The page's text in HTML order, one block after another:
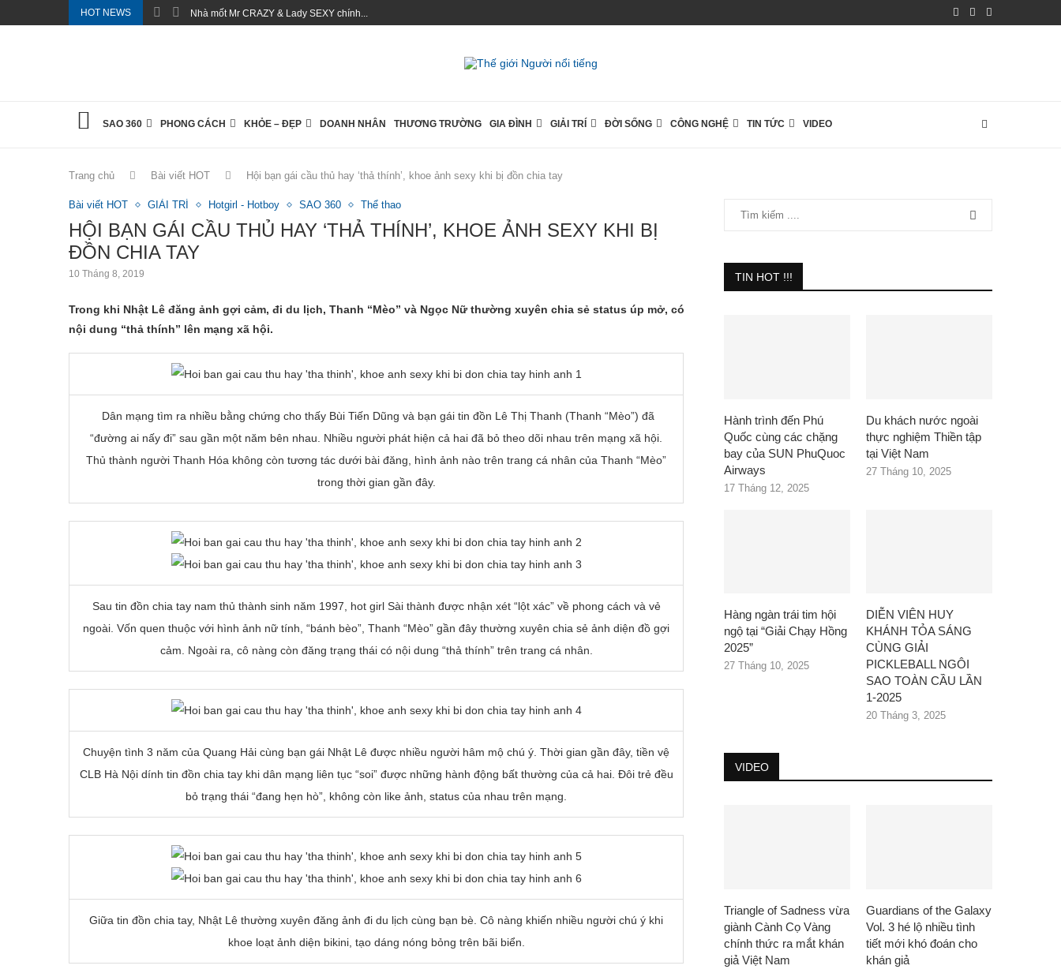
HOT NEWS Nhà mốt Mr CRAZY & Lady SEXY chính...
SAO 360 PHONG CÁCH KHỎE – ĐẸP DOANH NHÂN THƯƠNG TRƯỜNG GIA ĐÌNH GIẢI TRÍ ĐỜI SỐNG CÔNG NGHỆ TIN TỨC VIDEO
Trang chủ Bài viết HOT Hội bạn gái cầu thủ hay ‘thả thính’, khoe ảnh sexy khi bị đồn chia tay
Bài viết HOT GIẢI TRÍ Hotgirl - Hotboy SAO 360 Thể thao
HỘI BẠN GÁI CẦU THỦ HAY ‘THẢ THÍNH’, KHOE ẢNH SEXY KHI BỊ
ĐỒN CHIA TAY
10 Tháng 8, 2019
Trong khi Nhật Lê đăng ảnh gợi cảm, đi du lịch, Thanh “Mèo” và Ngọc Nữ thường xuyên chia sẻ status úp mở, có
nội dung “thả thính” lên mạng xã hội.
Dân mạng tìm ra nhiều bằng chứng cho thấy Bùi Tiến Dũng và bạn gái tin đồn Lê Thị Thanh (Thanh “Mèo”) đã
“đường ai nấy đi” sau gần một năm bên nhau. Nhiều người phát hiện cả hai đã bỏ theo dõi nhau trên mạng xã hội.
Thủ thành người Thanh Hóa không còn tương tác dưới bài đăng, hình ảnh nào trên trang cá nhân của Thanh “Mèo”
trong thời gian gần đây.
Sau tin đồn chia tay nam thủ thành sinh năm 1997, hot girl Sài thành được nhận xét “lột xác” về phong cách và vẻ
ngoài. Vốn quen thuộc với hình ảnh nữ tính, “bánh bèo”, Thanh “Mèo” gần đây thường xuyên chia sẻ ảnh diện đồ gợi
cảm. Ngoài ra, cô nàng còn đăng trạng thái có nội dung “thả thính” trên trang cá nhân.
Chuyện tình 3 năm của Quang Hải cùng bạn gái Nhật Lê được nhiều người hâm mộ chú ý. Thời gian gần đây, tiền vệ
CLB Hà Nội dính tin đồn chia tay khi dân mạng liên tục “soi” được những hành động bất thường của cả hai. Đôi trẻ đều
bỏ trạng thái “đang hẹn hò”, không còn like ảnh, status của nhau trên mạng.
Giữa tin đồn chia tay, Nhật Lê thường xuyên đăng ảnh đi du lịch cùng bạn bè. Cô nàng khiến nhiều người chú ý khi
khoe loạt ảnh diện bikini, tạo dáng nóng bỏng trên bãi biển.
TIN HOT !!!
Hành trình đến Phú
Quốc cùng các chặng
bay của SUN PhuQuoc
Airways
17 Tháng 12, 2025
Du khách nước ngoài
thực nghiệm Thiền tập
tại Việt Nam
27 Tháng 10, 2025
Hàng ngàn trái tim hội
ngộ tại “Giải Chạy Hồng
2025”
27 Tháng 10, 2025
DIỄN VIÊN HUY
KHÁNH TỎA SÁNG
CÙNG GIẢI
PICKLEBALL NGÔI
SAO TOÀN CẦU LẦN
1-2025
20 Tháng 3, 2025
VIDEO
Triangle of Sadness vừa
giành Cành Cọ Vàng
chính thức ra mắt khán
giả Việt Nam
Guardians of the Galaxy
Vol. 3 hé lộ nhiều tình
tiết mới khó đoán cho
khán giả